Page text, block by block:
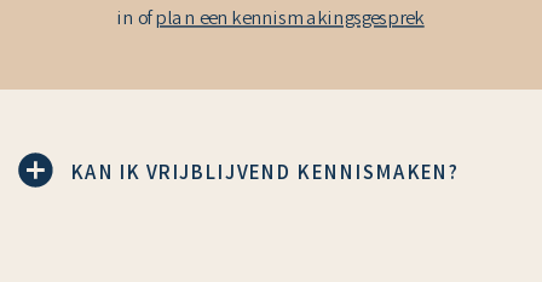
in ofplan een kennismakingsgesprek
KAN IK VRIJBLIJVEND KENNISMAKEN?